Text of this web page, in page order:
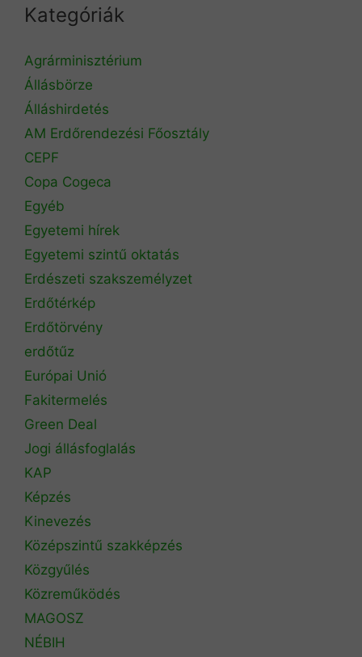
Kategóriák
Agrárminisztérium
Állásbörze
Álláshirdetés
AM Erdőrendezési Főosztály
CEPF
Copa Cogeca
Egyéb
Egyetemi hírek
Egyetemi szintű oktatás
Erdészeti szakszemélyzet
Erdőtérkép
Erdőtörvény
erdőtűz
Európai Unió
Fakitermelés
Green Deal
Jogi állásfoglalás
KAP
Képzés
Kinevezés
Középszintű szakképzés
Közgyűlés
Közreműködés
MAGOSZ
NÉBIH